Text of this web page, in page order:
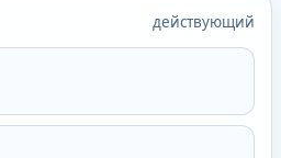
действующий